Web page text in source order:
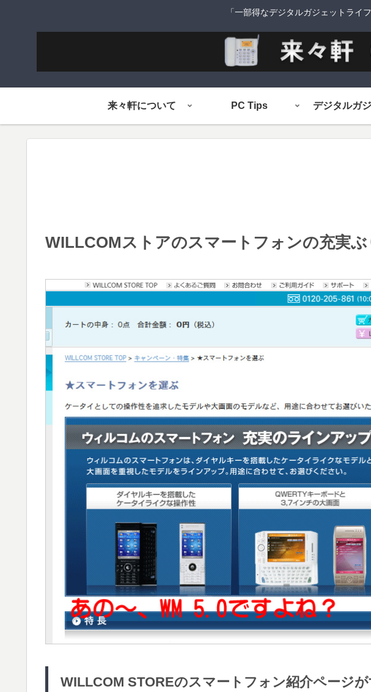
「一部得なデジタルガジェットライ
来々軒について PC Tips デジタルガ
WILLCOMストアのスマートフォンの充実
WILLCOM STOREのスマートフォン紹介ページ